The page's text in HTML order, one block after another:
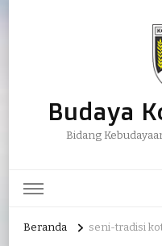
Budaya
Bidang
Beranda seni-tradisi